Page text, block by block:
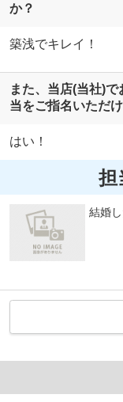
か？
築浅でキレイ！
また、当店(当社)
当をご指名いただ
はい！
担
結婚